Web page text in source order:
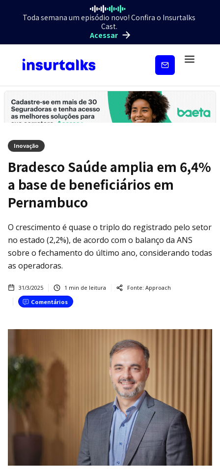
Toda semana um episódio novo! Confira o Insurtalks
Cast.
Acessar
Inscreva-
Inovação
Bradesco Saúde amplia em 6,4%
a base de beneficiários em
Pernambuco
O crescimento é quase o triplo do registrado pelo setor
no estado (2,2%), de acordo com o balanço da ANS
sobre o fechamento do último ano, considerando todas
as operadoras.
31/3/2025 1 min de leitura Fonte: Approach
Comentários